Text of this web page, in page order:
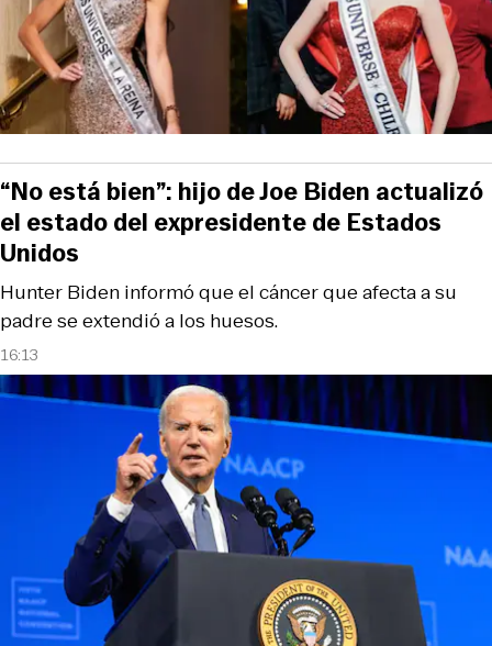
16:13
Hunter Biden informó que el cáncer que afecta a su
padre se extendió a los huesos.
“No está bien”: hijo de Joe Biden actualizó
el estado del expresidente de Estados
Unidos